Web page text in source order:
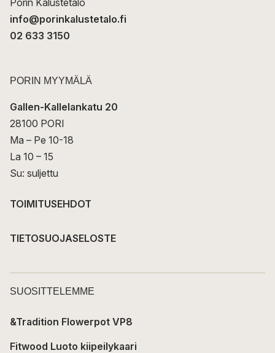
info@porinkalustetalo.fi
02 633 3150
PORIN MYYMÄLÄ
Gallen-Kallelankatu 20
28100 PORI
Ma – Pe 10-18
La 10 – 15
Su: suljettu
TOIMITUSEHDOT
TIETOSUOJASELOSTE
SUOSITTELEMME
&Tradition Flowerpot VP8
Fitwood Luoto kiipeilykaari